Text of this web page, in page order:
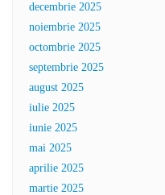
decembrie 2025
noiembrie 2025
octombrie 2025
septembrie 2025
august 2025
iulie 2025
iunie 2025
mai 2025
aprilie 2025
martie 2025